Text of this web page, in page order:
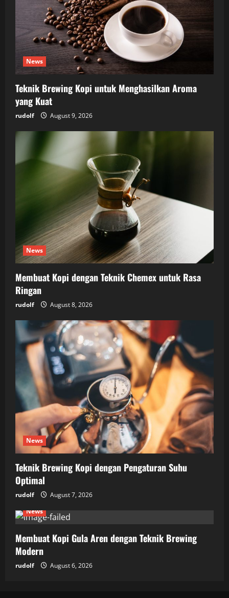
News
Teknik Brewing Kopi untuk Menghasilkan Aroma
yang Kuat
rudolf August 9, 2026
News
Membuat Kopi dengan Teknik Chemex untuk Rasa
Ringan
rudolf August 8, 2026
News
Teknik Brewing Kopi dengan Pengaturan Suhu
Optimal
rudolf
August 7, 2026
News
Membuat Kopi Gula Aren dengan Teknik Brewing
Modern
rudolf August 6, 2026